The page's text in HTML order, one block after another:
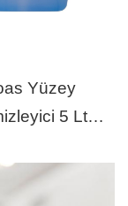
Yüzey
5 Lt